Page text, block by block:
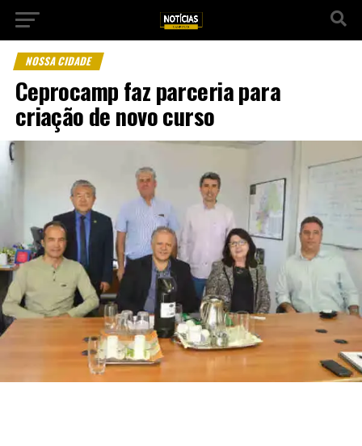
NOSSA CIDADE
Ceprocamp faz parceria para
criação de novo curso